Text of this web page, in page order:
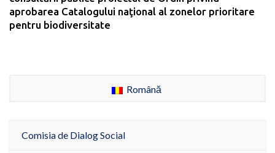
aprobarea Catalogului naţional al zonelor prioritare
pentru biodiversitate
Română
Comisia de Dialog Social